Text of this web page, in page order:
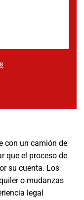
con un camión de
que el proceso de
su cuenta. Los
o mudanzas
legal